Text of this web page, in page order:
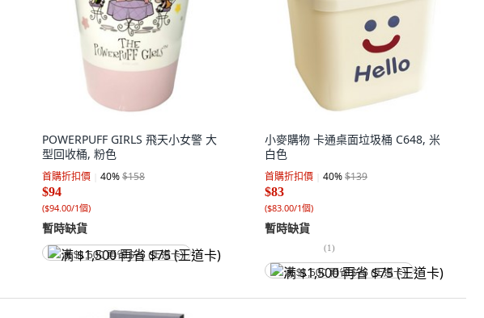
POWERPUFF GIRLS 飛天小女警 大
型回收桶, 粉色
首購折扣價 40%$158
$94
($94.00/1個)
暫時缺貨
满 $1,500 再省 $75 (王道卡)
小麥購物 卡通桌面垃圾桶 C648, 米
白色
首購折扣價 40%$139
$83
($83.00/1個)
暫時缺貨
(1)
满 $1,500 再省 $75 (王道卡)